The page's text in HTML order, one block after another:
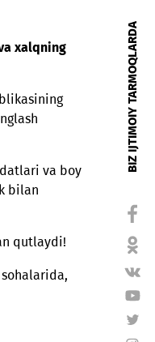
tarix va
o‘zlikni anglash
bo‘ldi.
urf-odatlari
esa kelajak bilan
chin yurakdan
barcha